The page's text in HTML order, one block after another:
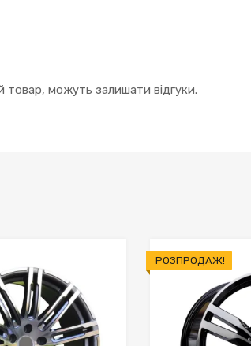
товар, можуть залишати відгуки.
РОЗПРОДАЖ!